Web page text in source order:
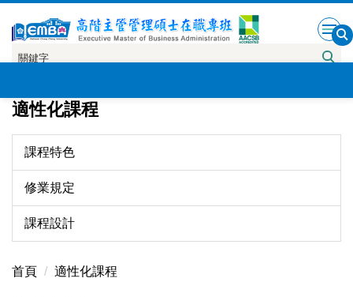
到
主
容
適性化課程
課程特色
修業規定
課程設計
首頁 適性化課程